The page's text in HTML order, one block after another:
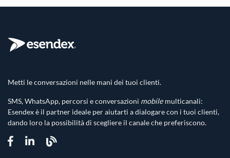
Metti le conversazioni nelle mani dei tuoi clienti.
SMS, WhatsApp, percorsi e conversazioni mobile multicanali:
Esendex è il partner ideale per aiutarti a dialogare con i tuoi clienti,
dando loro la possibilità di scegliere il canale che preferiscono.